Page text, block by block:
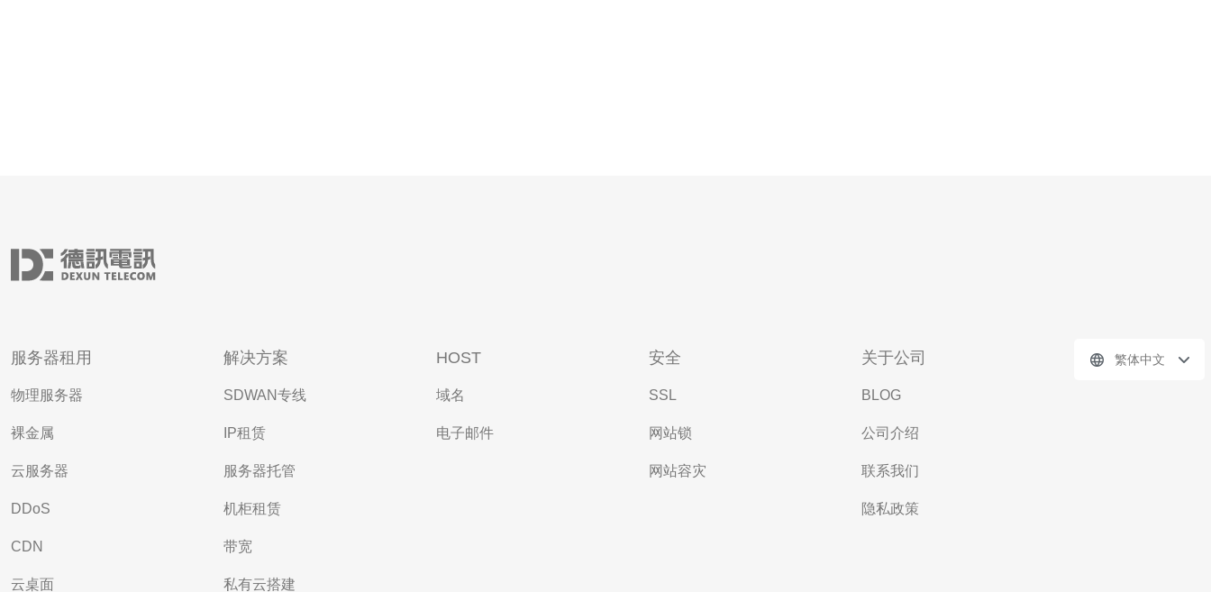
服务器租用
物理服务器
裸金属
云服务器
DDoS
CDN
云桌面
解决方案
SDWAN专线
IP租赁
服务器托管
机柜租赁
带宽
私有云搭建
HOST
域名
电子邮件
安全
SSL
网站锁
网站容灾
关于公司
BLOG
公司介绍
联系我们
隐私政策
繁体中文